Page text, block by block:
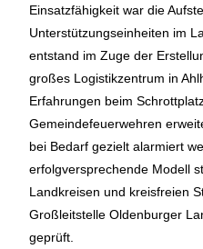
Einsatzfähigkeit war die
Unterstützungseinheiten im
entstand im Zuge der
großes Logistikzentrum in
Erfahrungen beim
Gemeindefeuerwehren
bei Bedarf gezielt alarmiert
erfolgversprechende Modell
Landkreisen und kreisfreien
Großleitstelle Oldenburger
geprüft.